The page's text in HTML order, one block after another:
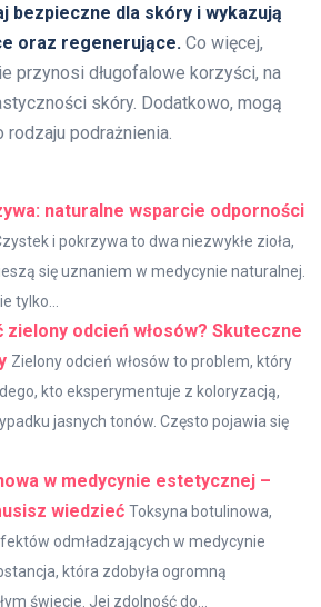
bezpieczne dla skóry i wykazują
oraz regenerujące. Co więcej,
przynosi długofalowe korzyści, na
skóry. Dodatkowo, mogą
rodzaju podrażnienia.
naturalne wsparcie odporności
i pokrzywa to dwa niezwykłe zioła,
się uznaniem w medycynie naturalnej.
tylko...
zielony odcień włosów? Skuteczne
Zielony odcień włosów to problem, który
kto eksperymentuje z koloryzacją,
jasnych tonów. Często pojawia się
w medycynie estetycznej –
wiedzieć Toksyna botulinowa,
odmładzających w medycynie
która zdobyła ogromną
świecie. Jej zdolność do...